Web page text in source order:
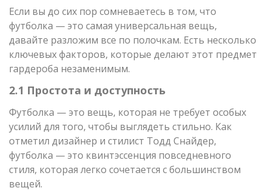
Если вы до сих пор сомневаетесь в том, что
футболка — это самая универсальная вещь,
давайте разложим все по полочкам. Есть несколько
ключевых факторов, которые делают этот предмет
гардероба незаменимым.
2.1 Простота и доступность
Футболка — это вещь, которая не требует особых
усилий для того, чтобы выглядеть стильно. Как
отметил дизайнер и стилист Тодд Снайдер,
футболка — это квинтэссенция повседневного
стиля, которая легко сочетается с большинством
вещей.